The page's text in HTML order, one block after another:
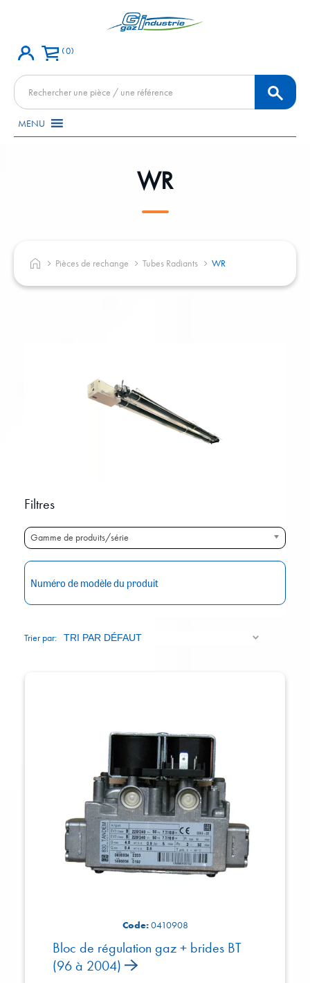
0
Recherche
de
produits
MENU
WR
Pièces de rechange Tubes Radiants WR
Filtres
Gamme de produits/série
Trier par:
Code:0410908
Bloc de régulation gaz + brides BT
(96 à 2004)